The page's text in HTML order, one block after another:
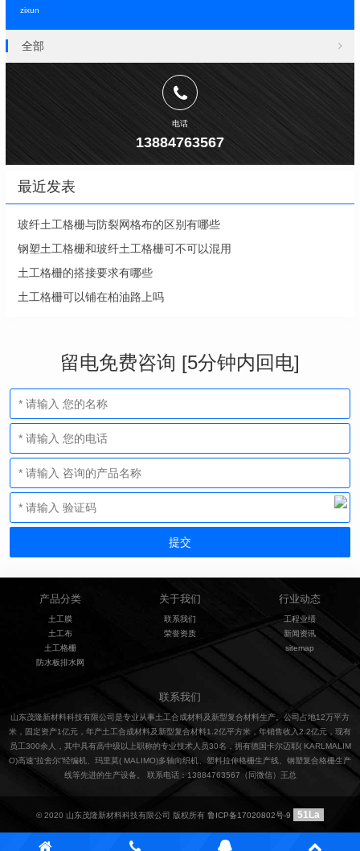
zixun
全部
电话
13884763567
最近发表
玻纤土工格栅与防裂网格布的区别有哪些
钢塑土工格栅和玻纤土工格栅可不可以混用
土工格栅的搭接要求有哪些
土工格栅可以铺在柏油路上吗
留电免费咨询 [5分钟内回电]
产品分类
土工膜
土工布
土工格栅
防水板排水网
关于我们
联系我们
荣誉资质
行业动态
工程业绩
新闻资讯
sitemap
联系我们
山东茂隆新材料科技有限公司是专业从事土工合成材料及新型复合材料生产。公司占地12万平方
米，固定资产1亿元，年产土工合成材料及新型复合材料1.2亿平方米，年销售收入2.2亿元，现有
员工300余人，其中具有高中级以上职称的专业技术人员30名，拥有德国卡尔迈耶( KARLMALIM
O)高速“拉舍尔”经编机、玛里莫( MALIMO)多轴向织机、塑料拉伸格栅生产线、钢塑复合格栅生产
线等先进的生产设备。 联系电话：13884763567（同微信）王总
© 2020 山东茂隆新材料科技有限公司 版权所有 鲁ICP备17020802号-9 51La